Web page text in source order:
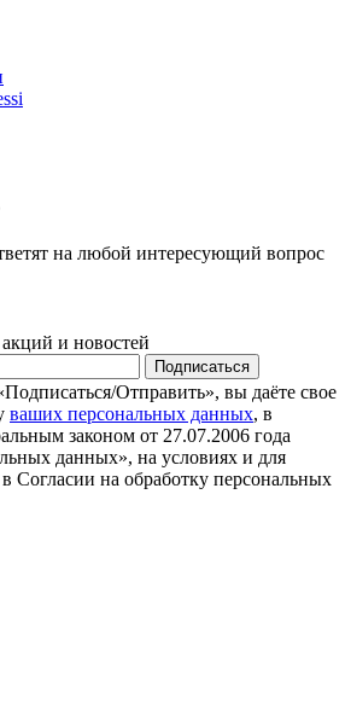
на любой интересующий вопрос
и новостей
Подписаться
Отправить», вы даёте свое
ваших персональных данных, в
законом от 27.07.2006 года
данных», на условиях и для
Согласии на обработку персональных